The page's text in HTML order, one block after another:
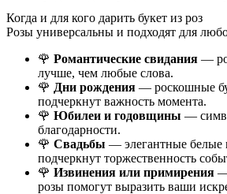
Когда и для кого дарить букет из роз
Розы универсальны и подходят для
🌹 Романтические свидания —
лучше, чем любые слова.
🌹 Дни рождения — роскошные
подчеркнут важность момента.
🌹 Юбилеи и годовщины —
благодарности.
🌹 Свадьбы — элегантные белые
подчеркнут торжественность
🌹 Извинения или примирения —
розы помогут выразить ваши